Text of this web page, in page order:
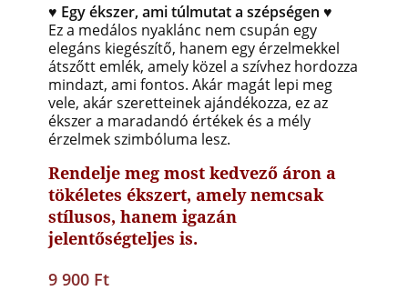
♥ Egy ékszer, ami túlmutat a szépségen ♥
Ez a medálos nyaklánc nem csupán egy
elegáns kiegészítő, hanem egy érzelmekkel
átszőtt emlék, amely közel a szívhez hordozza
mindazt, ami fontos. Akár magát lepi meg
vele, akár szeretteinek ajándékozza, ez az
ékszer a maradandó értékek és a mély
érzelmek szimbóluma lesz.
Rendelje meg most kedvező áron a
tökéletes ékszert, amely nemcsak
stílusos, hanem igazán
jelentőségteljes is.
9 900 Ft